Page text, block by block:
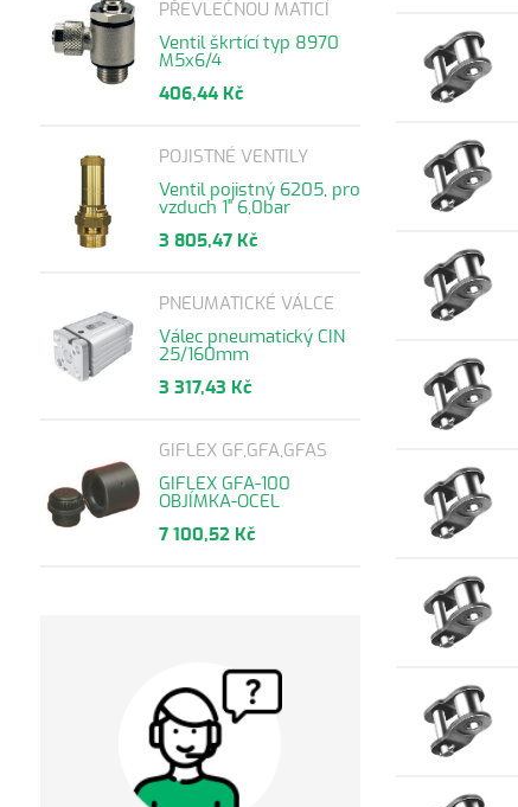
PŘEVLEČNOU MATICÍ
Ventil škrtící typ 8970
M5x6/4
406,44 Kč
POJISTNÉ VENTILY
Ventil pojistný 6205, pro
vzduch 1" 6,0bar
3 805,47 Kč
PNEUMATICKÉ VÁLCE
Válec pneumatický CIN
25/160mm
3 317,43 Kč
GIFLEX GF,GFA,GFAS
GIFLEX GFA-100
OBJÍMKA-OCEL
7 100,52 Kč